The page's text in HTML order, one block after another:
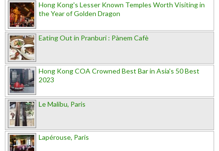
Hong Kong's Lesser Known Temples Worth Visiting in
the Year of Golden Dragon
Eating Out in Pranburi : Pànem Cafè
Hong Kong COA Crowned Best Bar in Asia's 50 Best
2023
Le Malibu, Paris
Lapérouse, Paris